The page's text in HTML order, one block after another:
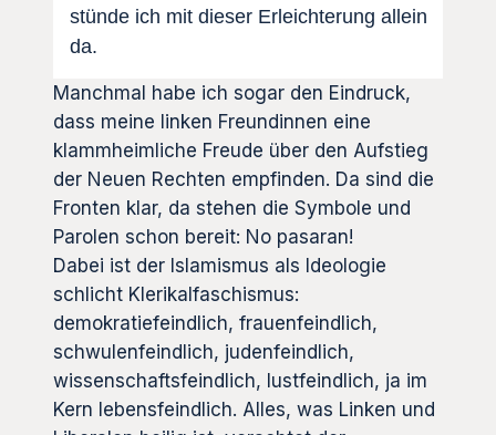
stünde ich mit dieser Erleichterung allein
da.
Manchmal habe ich sogar den Eindruck,
dass meine linken Freundinnen eine
klammheimliche Freude über den Aufstieg
der Neuen Rechten empfinden. Da sind die
Fronten klar, da stehen die Symbole und
Parolen schon bereit: No pasaran!
Dabei ist der Islamismus als Ideologie
schlicht Klerikalfaschismus:
demokratiefeindlich, frauenfeindlich,
schwulenfeindlich, judenfeindlich,
wissenschaftsfeindlich, lustfeindlich, ja im
Kern lebensfeindlich. Alles, was Linken und